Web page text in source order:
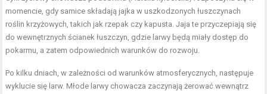
momencie, gdy samice składają jajka w uszkodzonych łuszczynach
roślin krzyżowych, takich jak rzepak czy kapusta. Jaja te przyczepiają się
do wewnętrznych ścianek łuszczyn, gdzie larwy będą miały dostęp do
pokarmu, a zatem odpowiednich warunków do rozwoju.
Po kilku dniach, w zależności od warunków atmosferycznych, następuje
wyklucie się larw. Młode larwy chowacza zaczynają żerować wewnątrz